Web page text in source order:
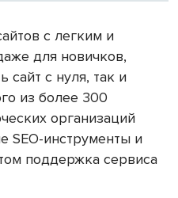
с легким и
для новичков,
сайт с нуля, так и
из более 300
организаций
SEO-инструменты и
поддержка сервиса